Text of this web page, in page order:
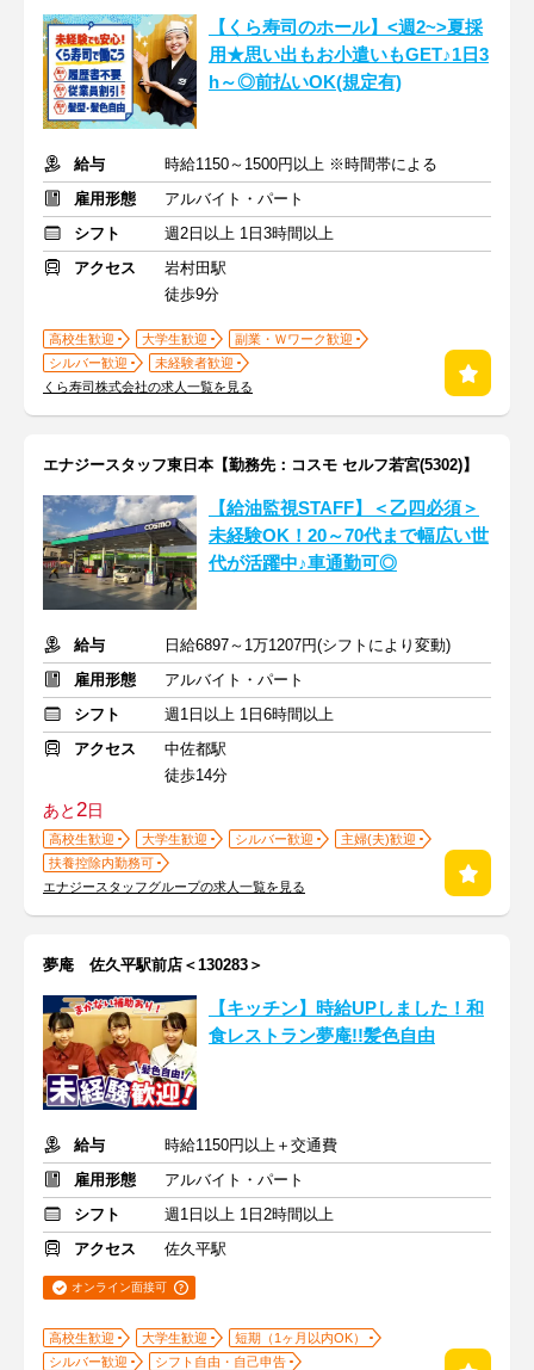
【くら寿司のホール】<週2~>夏採
用★思い出もお小遣いもGET♪1日3
h～◎前払いOK(規定有)
給与
時給1150～1500円以上 ※時間帯による
雇用形態
アルバイト・パート
シフト
週2日以上 1日3時間以上
アクセス
岩村田駅
徒歩9分
高校生歓迎 大学生歓迎
副業・Ｗワーク歓迎
シルバー歓迎
未経験者歓迎
くら寿司株式会社の求人一覧を見る
エナジースタッフ東日本【勤務先：コスモ セルフ若宮(5302)】
【給油監視STAFF】＜乙四必須＞
未経験OK！20～70代まで幅広い世
代が活躍中♪車通勤可◎
給与
日給6897～1万1207円(シフトにより変動)
雇用形態
アルバイト・パート
シフト
週1日以上 1日6時間以上
アクセス
中佐都駅
徒歩14分
あと2日
高校生歓迎 大学生歓迎 シルバー歓迎
主婦(夫)歓迎
扶養控除内勤務可
エナジースタッフグループの求人一覧を見る
夢庵 佐久平駅前店＜130283＞
【キッチン】時給UPしました！和
食レストラン夢庵!!髪色自由
給与
時給1150円以上＋交通費
雇用形態
アルバイト・パート
シフト
週1日以上 1日2時間以上
アクセス
佐久平駅
オンライン面接可
高校生歓迎 大学生歓迎
短期（1ヶ月以内OK）
シルバー歓迎
シフト自由・自己申告